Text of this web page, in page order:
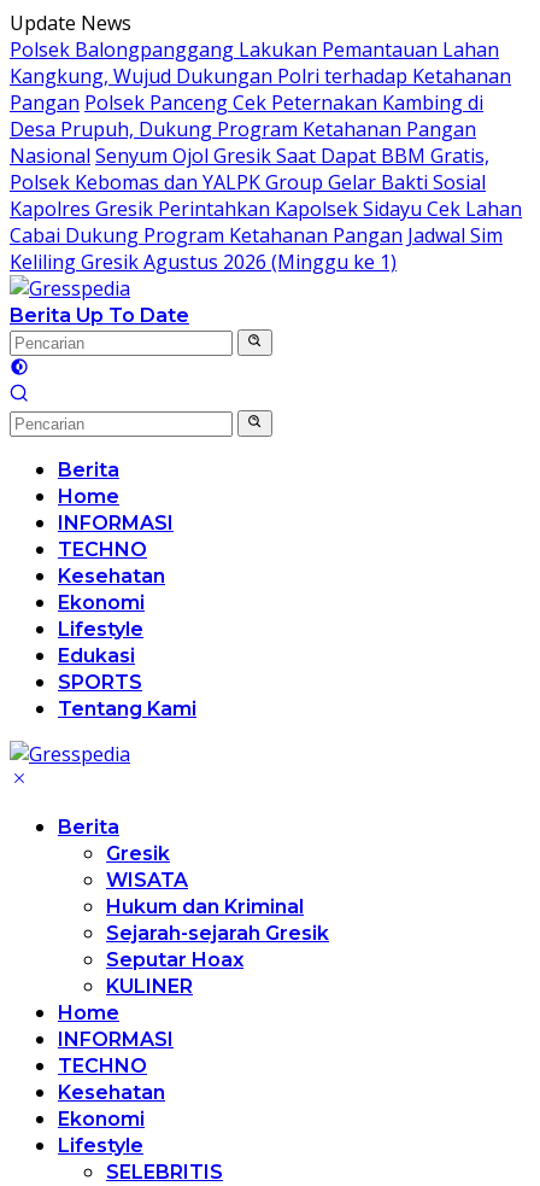
Langsung
ke
konten
Update News
Polsek Balongpanggang Lakukan Pemantauan Lahan
Kangkung, Wujud Dukungan Polri terhadap Ketahanan
Pangan Polsek Panceng Cek Peternakan Kambing di
Desa Prupuh, Dukung Program Ketahanan Pangan
Nasional Senyum Ojol Gresik Saat Dapat BBM Gratis,
Polsek Kebomas dan YALPK Group Gelar Bakti Sosial
Kapolres Gresik Perintahkan Kapolsek Sidayu Cek Lahan
Cabai Dukung Program Ketahanan Pangan Jadwal Sim
Keliling Gresik Agustus 2026 (Minggu ke 1)
Berita Up To Date
Berita
Home
INFORMASI
TECHNO
Kesehatan
Ekonomi
Lifestyle
Edukasi
SPORTS
Tentang Kami
Berita
Gresik
WISATA
Hukum dan Kriminal
Sejarah-sejarah Gresik
Seputar Hoax
KULINER
Home
INFORMASI
TECHNO
Kesehatan
Ekonomi
Lifestyle
SELEBRITIS